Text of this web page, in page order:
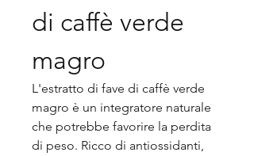
di caffè verde
magro
L'estratto di fave di caffè verde
magro è un integratore naturale
che potrebbe favorire la perdita
di peso. Ricco di antiossidanti,